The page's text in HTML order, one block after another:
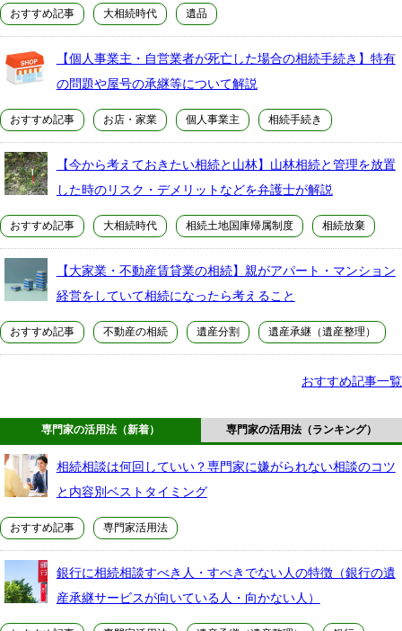
おすすめ記事 大相続時代 遺品
【個人事業主・自営業者が死亡した場合の相続手続き】特有
の問題や屋号の承継等について解説
おすすめ記事 お店・家業 個人事業主 相続手続き
【今から考えておきたい相続と山林】山林相続と管理を放置
した時のリスク・デメリットなどを弁護士が解説
おすすめ記事 大相続時代 相続土地国庫帰属制度 相続放棄
【大家業・不動産賃貸業の相続】親がアパート・マンション
経営をしていて相続になったら考えること
おすすめ記事 不動産の相続 遺産分割 遺産承継（遺産整理）
おすすめ記事一覧
専門家の活用法（新着） 専門家の活用法（ランキング）
相続相談は何回していい？専門家に嫌がられない相談のコツ
と内容別ベストタイミング
おすすめ記事 専門家活用法
銀行に相続相談すべき人・すべきでない人の特徴（銀行の遺
産承継サービスが向いている人・向かない人）